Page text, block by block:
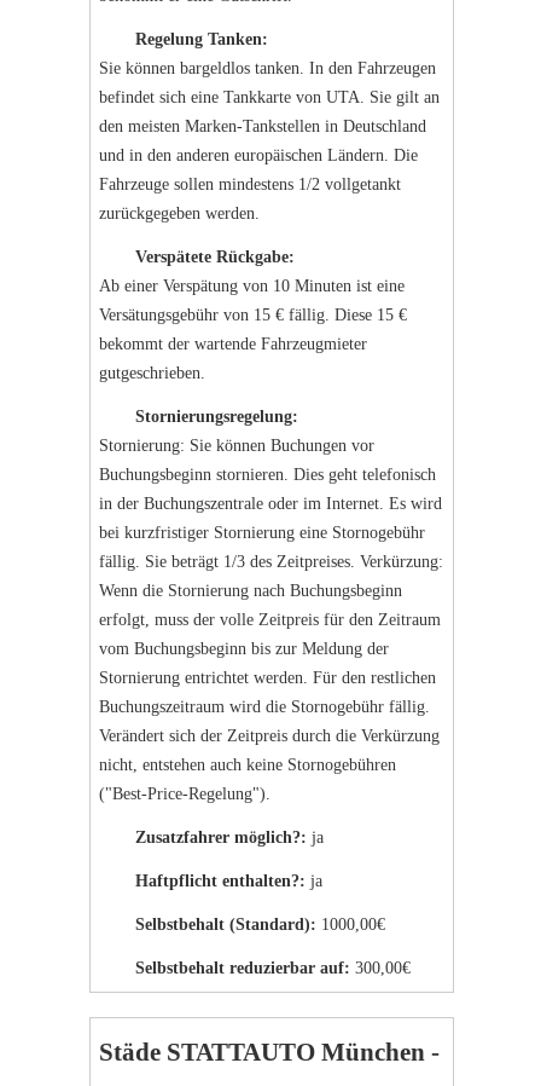
Regelung Tanken:
Sie können bargeldlos tanken. In den Fahrzeugen
befindet sich eine Tankkarte von UTA. Sie gilt an
den meisten Marken-Tankstellen in Deutschland
und in den anderen europäischen Ländern. Die
Fahrzeuge sollen mindestens 1/2 vollgetankt
zurückgegeben werden.
Verspätete Rückgabe:
Ab einer Verspätung von 10 Minuten ist eine
Versätungsgebühr von 15 € fällig. Diese 15 €
bekommt der wartende Fahrzeugmieter
gutgeschrieben.
Stornierungsregelung:
Stornierung: Sie können Buchungen vor
Buchungsbeginn stornieren. Dies geht telefonisch
in der Buchungszentrale oder im Internet. Es wird
bei kurzfristiger Stornierung eine Stornogebühr
fällig. Sie beträgt 1/3 des Zeitpreises. Verkürzung:
Wenn die Stornierung nach Buchungsbeginn
erfolgt, muss der volle Zeitpreis für den Zeitraum
vom Buchungsbeginn bis zur Meldung der
Stornierung entrichtet werden. Für den restlichen
Buchungszeitraum wird die Stornogebühr fällig.
Verändert sich der Zeitpreis durch die Verkürzung
nicht, entstehen auch keine Stornogebühren
("Best-Price-Regelung").
Zusatzfahrer möglich?: ja
Haftpflicht enthalten?: ja
Selbstbehalt (Standard): 1000,00€
Selbstbehalt reduzierbar auf: 300,00€
Städe STATTAUTO München -